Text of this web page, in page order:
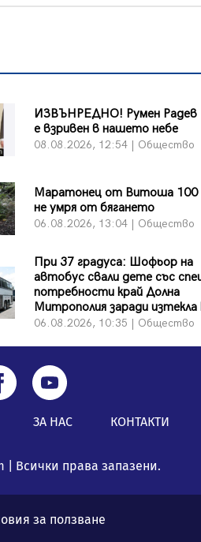
ИЗВЪНРЕДНО! Румен Радев
е взривен в нашето небе
08.08.2026, 12:54 | Общество
Маратонец от Витоша 100
не умря от бягането
06.08.2026, 13:04 | Общество
При 37 градуса: Шофьор на
автобус свали дете със
потребности край Долна
Митрополия заради
06.08.2026, 10:35 | Общество
ЗА НАС КОНТАКТИ
| Всички права запазени.
за ползване